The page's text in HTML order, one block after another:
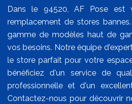
Dans le 94520, AF Pose est
remplacement de stores
gamme de modèles haut de
vos besoins. Notre équipe
le store parfait pour votre
bénéficiez d'un service de
professionnelle et d'un
Contactez-nous pour découvrir